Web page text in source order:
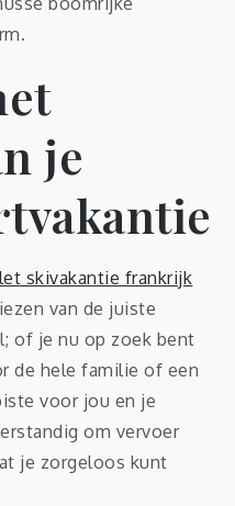
je
skivakantie frankrijk
van de juiste
of je nu op zoek bent
de hele familie of een
voor jou en je
om vervoer
je zorgeloos kunt